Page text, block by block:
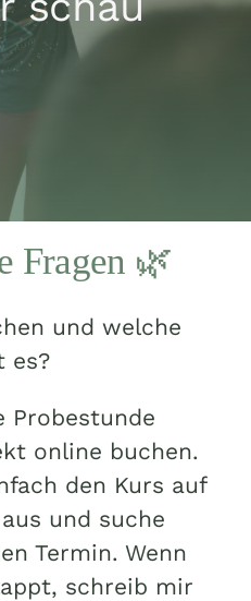
Fragen 🌿
und welche
es?
Probestunde
online buchen.
den Kurs auf
und suche
Termin. Wenn
schreib mir